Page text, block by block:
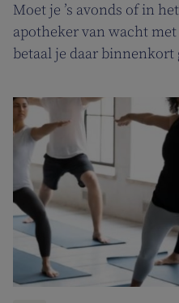
Moet je ’s avonds of in
apotheker van wacht
betaal je daar binnenkort
apothekers van wacht.